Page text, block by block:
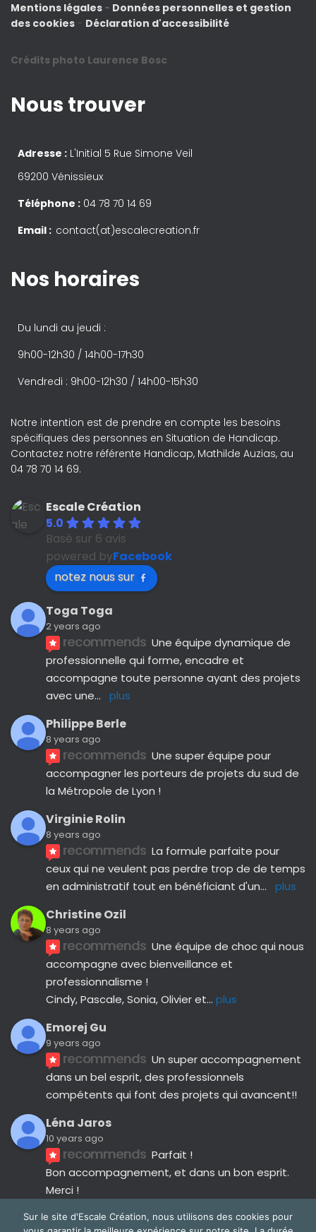
Mentions légales - Données personnelles et gestion
des cookies - Déclaration d'accessibilité
Crédits photo Laurence Bosc
Nous trouver
Adresse : L'Initial 5 Rue Simone Veil
69200 Vénissieux
Téléphone : 04 78 70 14 69
Email : contact(at)escalecreation.fr
Nos horaires
Du lundi au jeudi :
9h00-12h30 / 14h00-17h30
Vendredi : 9h00-12h30 / 14h00-15h30
Notre intention est de prendre en compte les besoins
spécifiques des personnes en Situation de Handicap.
Contactez notre référente Handicap, Mathilde Auzias, au
04 78 70 14 69.
Escale Création
5.0
Basé sur 6 avis
powered byFacebook
notez nous sur
Toga Toga
2 years ago
recommends Une équipe dynamique de
professionnelle qui forme, encadre et
accompagne toute personne ayant des projets
avec une... plus
Philippe Berle
8 years ago
recommends Une super équipe pour
accompagner les porteurs de projets du sud de
la Métropole de Lyon !
Virginie Rolin
8 years ago
recommends La formule parfaite pour
ceux qui ne veulent pas perdre trop de de temps
en administratif tout en bénéficiant d'un... plus
Christine Ozil
8 years ago
recommends Une équipe de choc qui nous
accompagne avec bienveillance et
professionnalisme !
Cindy, Pascale, Sonia, Olivier et... plus
Emorej Gu
9 years ago
recommends Un super accompagnement
dans un bel esprit, des professionnels
compétents qui font des projets qui avancent!!
Léna Jaros
10 years ago
recommends Parfait !
Bon accompagnement, et dans un bon esprit.
Merci !
Avis suivants
Sur le site d'Escale Création, nous utilisons des cookies pour